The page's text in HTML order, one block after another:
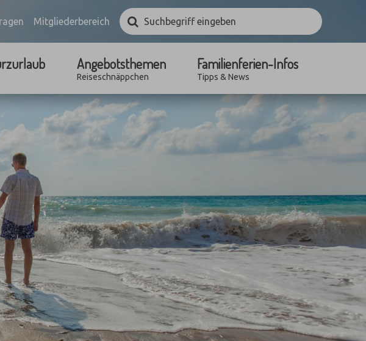
Mitgliederbereich
Suchbegriff
eingebenSuchen
Angebotsthemen
Reiseschnäppchen
Familienferien-Infos
Tipps & News